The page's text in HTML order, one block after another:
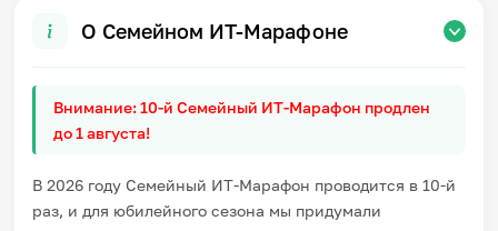
О Семейном ИТ-Марафоне
Внимание: 10-й Семейный ИТ-Марафон продлен
до 1 августа!
В 2026 году Семейный ИТ-Марафон проводится в 10-й
раз, и для юбилейного сезона мы придумали